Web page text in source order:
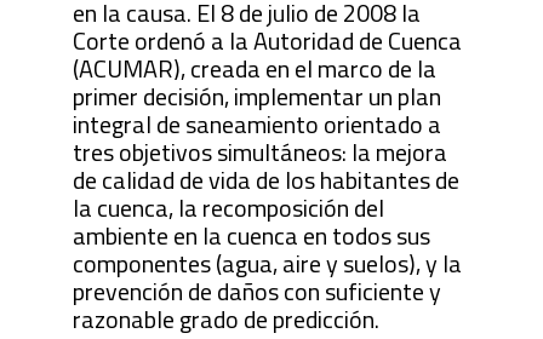
en la causa. El 8 de julio de 2008 la
Corte ordenó a la Autoridad de Cuenca
(ACUMAR), creada en el marco de la
primer decisión, implementar un plan
integral de saneamiento orientado a
tres objetivos simultáneos: la mejora
de calidad de vida de los habitantes de
la cuenca, la recomposición del
ambiente en la cuenca en todos sus
componentes (agua, aire y suelos), y la
prevención de daños con suficiente y
razonable grado de predicción.